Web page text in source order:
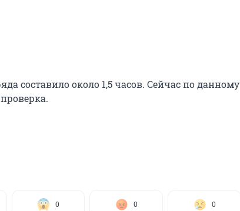
составило около 1,5 часов. Сейчас по данному
0 0 0